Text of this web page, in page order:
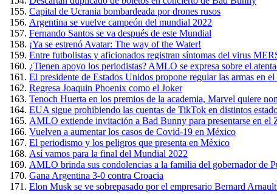
Capital de Ucrania bombardeada por drones rusos
Argentina se vuelve campeón del mundial 2022
Fernando Santos se va después de este Mundial
¡Ya se estrenó Avatar: The way of the Water!
Entre futbolistas y aficionados registran síntomas del virus
¿Tienen apoyo los periodistas? AMLO se expresa sobre el
El presidente de Estados Unidos propone regular las armas en
Regresa Joaquin Phoenix como el Joker
Tenoch Huerta en los premios de la academia, Marvel quiere
EUA sigue prohibiendo las cuentas de TikTok en distintos
AMLO extiende invitación a Bad Bunny para presentarse en el
Vuelven a aumentar los casos de Covid-19 en México
El periodismo y los peligros que presenta en México
Así vamos para la final del Mundial 2022
AMLO brinda sus condolencias a la familia del gobernador de
Gana Argentina 3-0 contra Croacia
Elon Musk se ve sobrepasado por el empresario Bernard